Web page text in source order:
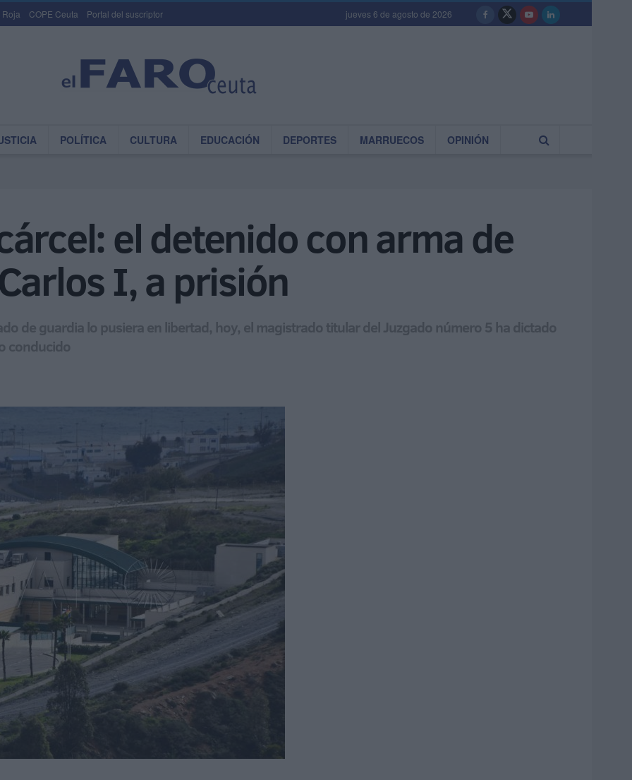
Roja COPE Ceuta Portal del suscriptor jueves 6 de agosto de 2026
POLÍTICA CULTURA EDUCACIÓN DEPORTES MARRUECOS OPINIÓN
el detenido con arma de
I, a prisión
de guardia lo pusiera en libertad, hoy, el magistrado titular del Juzgado número 5 ha dictado
conducido